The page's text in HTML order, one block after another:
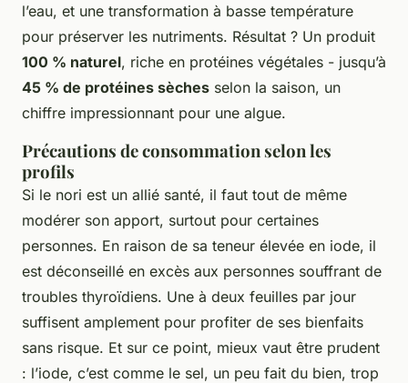
l’eau, et une transformation à basse température
pour préserver les nutriments. Résultat ? Un produit
100 % naturel, riche en protéines végétales - jusqu’à
45 % de protéines sèches selon la saison, un
chiffre impressionnant pour une algue.
Précautions de consommation selon les
profils
Si le nori est un allié santé, il faut tout de même
modérer son apport, surtout pour certaines
personnes. En raison de sa teneur élevée en iode, il
est déconseillé en excès aux personnes souffrant de
troubles thyroïdiens. Une à deux feuilles par jour
suffisent amplement pour profiter de ses bienfaits
sans risque. Et sur ce point, mieux vaut être prudent
: l’iode, c’est comme le sel, un peu fait du bien, trop